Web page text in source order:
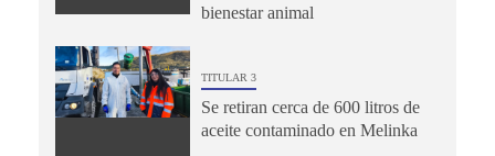
bienestar animal
TITULAR 3
Se retiran cerca de 600 litros de
aceite contaminado en Melinka